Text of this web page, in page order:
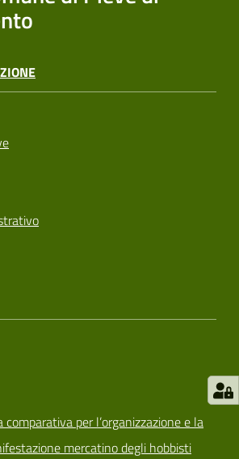
comparativa per l’organizzazione e la
mercatino degli hobbisti